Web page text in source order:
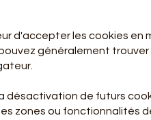
d'accepter les cookies en
généralement
désactivation de futurs
zones ou fonctionnalités